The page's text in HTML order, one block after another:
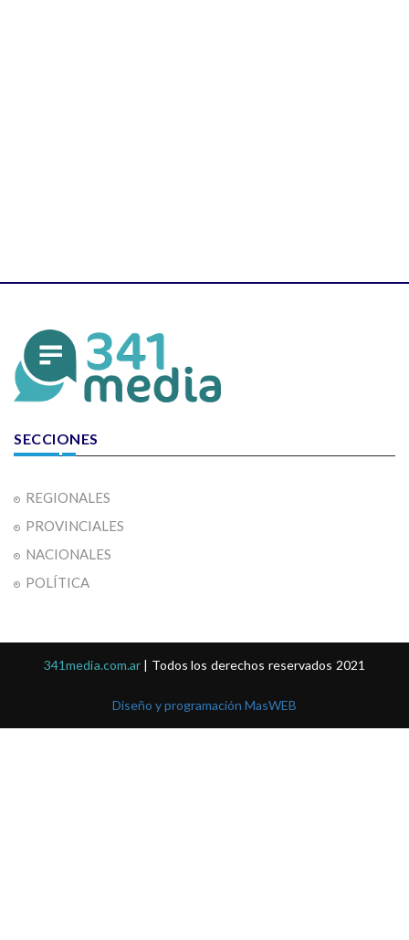
SECCIONES
REGIONALES
PROVINCIALES
NACIONALES
POLÍTICA
341media.com.ar | Todos los derechos reservados 2021
Diseño y programación MasWEB